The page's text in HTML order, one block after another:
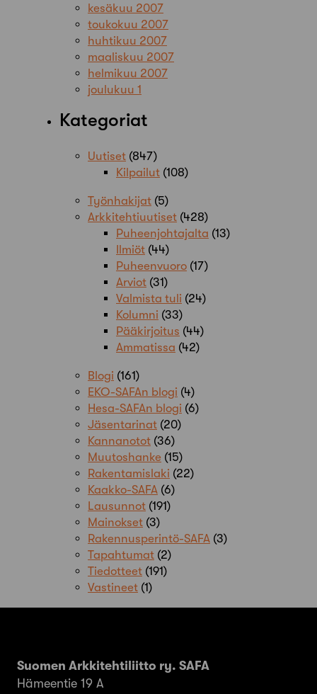
kesäkuu 2007
toukokuu 2007
huhtikuu 2007
maaliskuu 2007
helmikuu 2007
joulukuu 1
Kategoriat
Uutiset (847)
Kilpailut (108)
Työnhakijat (5)
Arkkitehtiuutiset (428)
Puheenjohtajalta (13)
Ilmiöt (44)
Puheenvuoro (17)
Arviot (31)
Valmista tuli (24)
Kolumni (33)
Pääkirjoitus (44)
Ammatissa (42)
Blogi (161)
EKO-SAFAn blogi (4)
Hesa-SAFAn blogi (6)
Jäsentarinat (20)
Kannanotot (36)
Muutoshanke (15)
Rakentamislaki (22)
Kaakko-SAFA (6)
Lausunnot (191)
Mainokset (3)
Rakennusperintö-SAFA (3)
Tapahtumat (2)
Tiedotteet (191)
Vastineet (1)
Suomen Arkkitehtiliitto ry. SAFA
Hämeentie 19 A